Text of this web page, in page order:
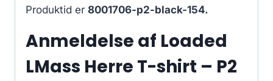
Produktid er 8001706-p2-black-154.
Anmeldelse af Loaded
LMass Herre T-shirt – P2